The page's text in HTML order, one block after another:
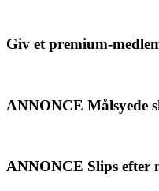
Giv et premium-
ANNONCE Målsyede
ANNONCE Slips efter